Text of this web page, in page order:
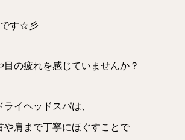
です☆彡
の疲れを感じていませんか？
イヘッドスパは、
や肩まで丁寧にほぐすことで